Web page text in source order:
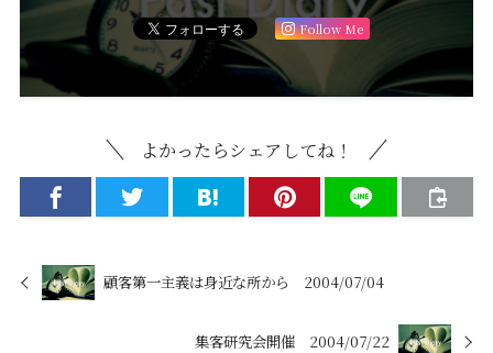
Follow Me
よかったらシェアしてね！
顧客第一主義は身近な所から 2004/07/04
集客研究会開催 2004/07/22